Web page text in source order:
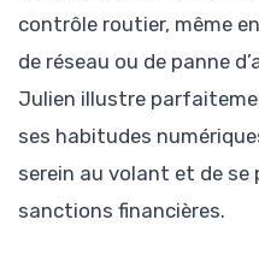
contrôle routier, même
de réseau ou de panne
Julien illustre
ses habitudes
serein au volant et de se
sanctions financières.